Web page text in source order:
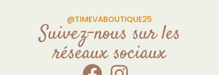
souriante et a l'écoute de vos
demande Donc allé y sans
craintes
@TIMEVABOUTIQUE25
Suivez-nous sur les
réseaux sociaux